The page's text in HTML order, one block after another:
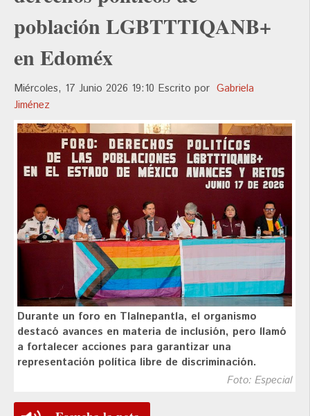
población LGBTTTIQANB+
en Edoméx
Miércoles, 17 Junio 2026 19:10 Escrito por Gabriela
Jiménez
Durante un foro en Tlalnepantla, el organismo
destacó avances en materia de inclusión, pero llamó
a fortalecer acciones para garantizar una
representación política libre de discriminación.
Foto: Especial